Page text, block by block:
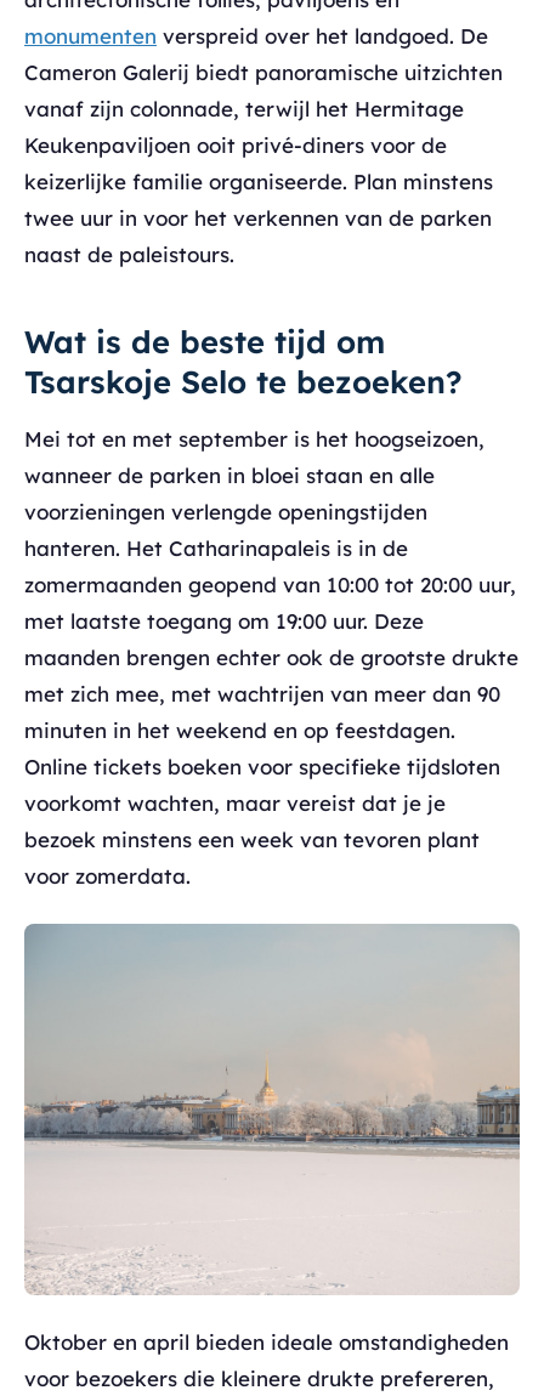
monumenten verspreid over het landgoed. De
Cameron Galerij biedt panoramische uitzichten
vanaf zijn colonnade, terwijl het Hermitage
Keukenpaviljoen ooit privé-diners voor de
keizerlijke familie organiseerde. Plan minstens
twee uur in voor het verkennen van de parken
naast de paleistours.
Wat is de beste tijd om
Tsarskoje Selo te bezoeken?
Mei tot en met september is het hoogseizoen,
wanneer de parken in bloei staan en alle
voorzieningen verlengde openingstijden
hanteren. Het Catharinapaleis is in de
zomermaanden geopend van 10:00 tot 20:00 uur,
met laatste toegang om 19:00 uur. Deze
maanden brengen echter ook de grootste drukte
met zich mee, met wachtrijen van meer dan 90
minuten in het weekend en op feestdagen.
Online tickets boeken voor specifieke tijdsloten
voorkomt wachten, maar vereist dat je je
bezoek minstens een week van tevoren plant
voor zomerdata.
Oktober en april bieden ideale omstandigheden
voor bezoekers die kleinere drukte prefereren,